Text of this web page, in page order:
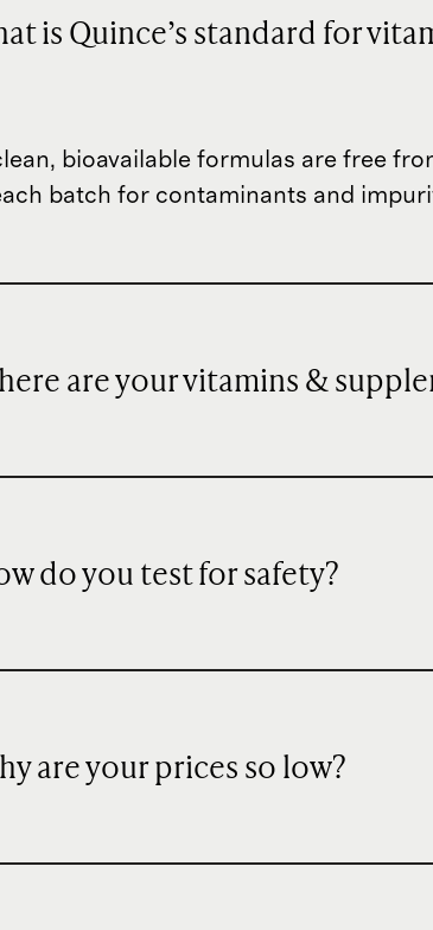
is Quince’s standard for
bioavailable formulas are free
batch for contaminants and
are your vitamins &
do you test for safety?
are your prices so low?